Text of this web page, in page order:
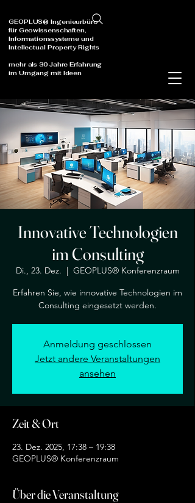
GEOPLUS® Ingenieurbüro
für Geowissenschaften,
Informationssysteme und
Intellectual Property Rights
mehr als 30 Jahre Erfahrung
im Umgang mit Ideen
Innovative Technologien
im Consulting
Di., 23. Dez.
  |
GEOPLUS® Konferenzraum
Erfahren Sie, wie innovative Technologien im
Consulting eingesetzt werden.
Anmeldung geschlossen
Jetzt andere Veranstaltungen
ansehen
Zeit & Ort
23. Dez. 2025, 17:38 – 19:38
GEOPLUS® Konferenzraum
Über die Veranstaltung